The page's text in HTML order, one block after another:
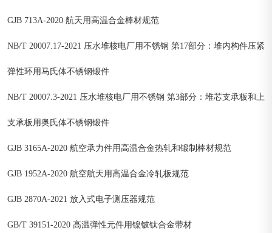
GJB 713A-2020 航天用高温合金棒材规范
NB/T 20007.17-2021 压水堆核电厂用不锈钢 第17部分：堆内构件压紧
弹性环用马氏体不锈钢锻件
NB/T 20007.3-2021 压水堆核电厂用不锈钢 第3部分：堆芯支承板和上
支承板用奥氏体不锈钢锻件
GJB 3165A-2020 航空承力件用高温合金热轧和锻制棒材规范
GJB 1952A-2020 航空航天用高温合金冷轧板规范
GJB 2870A-2021 放入式电子测压器规范
GB/T 39151-2020 高温弹性元件用镍铍钛合金带材